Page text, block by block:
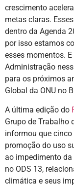
crescimento
metas claras.
dentro da Agenda
por isso estamos
esses momentos.
Administração
para os próximos
Global da ONU no
A última edição do
Grupo de Trabalho
informou que cinco
promoção do uso
ao impedimento da
no ODS 13,
climática e seus